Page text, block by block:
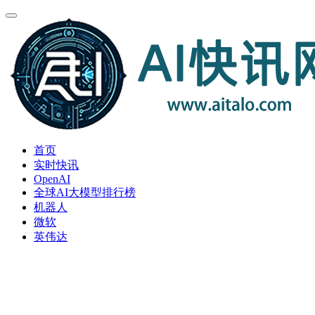
首页
实时快讯
OpenAI
全球AI大模型排行榜
机器人
微软
英伟达